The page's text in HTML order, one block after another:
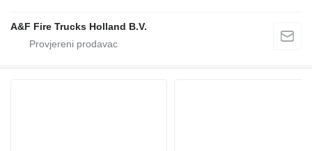
A&F Fire Trucks Holland B.V.